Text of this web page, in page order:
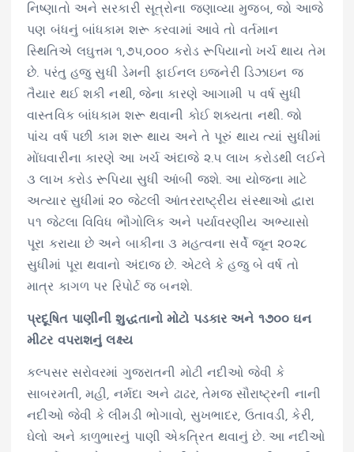
નિષ્ણાતો અને સરકારી સૂત્રોના જણાવ્યા મુજબ, જો આજે
પણ બંધનું બાંધકામ શરૂ કરવામાં આવે તો વર્તમાન
સ્થિતિએ લઘુત્તમ ૧,૭૫,૦૦૦ કરોડ રૂપિયાનો ખર્ચ થાય તેમ
છે. પરંતુ હજુ સુધી ડેમની ફાઈનલ ઇજનેરી ડિઝાઇન જ
તૈયાર થઈ શકી નથી, જેના કારણે આગામી ૫ વર્ષ સુધી
વાસ્તવિક બાંધકામ શરૂ થવાની કોઈ શક્યતા નથી. જો
પાંચ વર્ષ પછી કામ શરૂ થાય અને તે પૂરું થાય ત્યાં સુધીમાં
મોંઘવારીના કારણે આ ખર્ચ અંદાજે ૨.૫ લાખ કરોડથી લઈને
૩ લાખ કરોડ રૂપિયા સુધી આંબી જશે. આ યોજના માટે
અત્યાર સુધીમાં ૨૦ જેટલી આંતરરાષ્ટ્રીય સંસ્થાઓ દ્વારા
૫૧ જેટલા વિવિધ ભૌગોલિક અને પર્યાવરણીય અભ્યાસો
પૂરા કરાયા છે અને બાકીના ૩ મહત્વના સર્વે જૂન ૨૦૨૮
સુધીમાં પૂરા થવાનો અંદાજ છે. એટલે કે હજુ બે વર્ષ તો
માત્ર કાગળ પર રિપોર્ટ જ બનશે.
પ્રદૂષિત પાણીની શુદ્ધતાનો મોટો પડકાર અને ૧૭૦૦ ઘન
મીટર વપરાશનું લક્ષ્ય
કલ્પસર સરોવરમાં ગુજરાતની મોટી નદીઓ જેવી કે
સાબરમતી, મહી, નર્મદા અને ઢાઢર, તેમજ સૌરાષ્ટ્રની નાની
નદીઓ જેવી કે લીમડી ભોગાવો, સુખભાદર, ઉતાવડી, કેરી,
ઘેલો અને કાળુભારનું પાણી એકત્રિત થવાનું છે. આ નદીઓ